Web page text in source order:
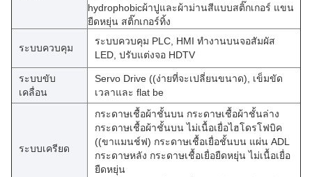
hydrophobicผ้าปูและผ้าม่านสีแบบสติ๊กเกอร์ แขน
ยืดหยุ่น สติ๊กเกอร์ทิ้ง
ระบบควบคุม
ระบบควบคุม PLC, HMI ทํางานบนจอสัมผัส
LED, ปรับแต่งจอ HDTV
ระบบขับ
เคลื่อน
Servo Drive ((ง่ายที่จะเปลี่ยนขนาด), เข็มขัด
เวลาและ flat be
ระบบเครียด
กระดาษเชื้อผ้าชั้นบน กระดาษเชื้อผ้าชั้นล่าง
กระดาษเชื้อผ้าชั้นบน ไม่เนื้อเยื่อไฮโดรโฟบิค
((ขาแมนช์ฟ) กระดาษเชื้อเยื่อชั้นบน แผ่น ADL
กระดาษหลัง กระดาษเชื้อเยื่อยืดหยุ่น ไม่เนื้อเยื่อ
ยืดหยุ่น